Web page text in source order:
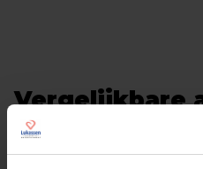
Vergelijkbare